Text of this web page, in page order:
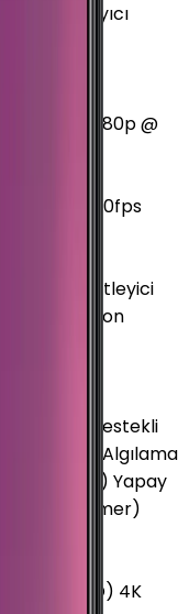
Zamanlayıcı
Lens
@ 30fps 1080p @
720p @ 240fps
görüntü sabitleyici
(Slow motion
Zeka (AI) Destekli
Sahne Algılama
(Face ID) Yapay
(self-timer)
(Ultra HD) 4K